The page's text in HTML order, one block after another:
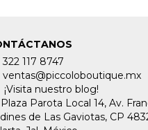
322 117 8747
ventas@piccoloboutique.mx
¡Visita nuestro blog!
Plaza Parota Local 14, Av.
de Las Gaviotas, CP